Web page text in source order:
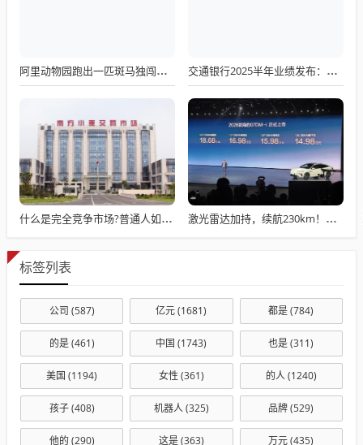
阿里动物园跑出一匹斑马独闯港股IPO 交通银行2025半年业绩发布：稳中求进迈向高质量发展
什么是完全竞争市场?普通人如何在完全竞争中保护自己 激光雷达加持，续航230km！比亚迪海豹07 DM-i上市，性价比炸裂
标签列表
公司 (587) 亿元(1681) 都是(784)
的是(461) 中国 (1743) 也是(311)
美国 (1194) 女性 (361) 的人(1240)
孩子(408) 机器人(325) 品牌(529)
他的 (290) 这是(363) 万元(435)